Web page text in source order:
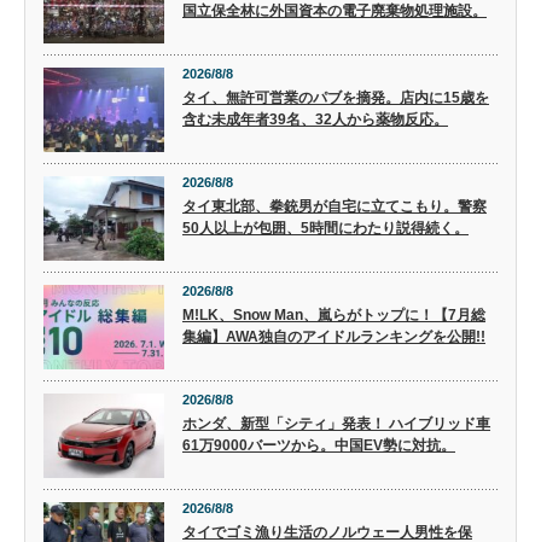
国立保全林に外国資本の電子廃棄物処理施設。
2026/8/8
タイ、無許可営業のパブを摘発。店内に15歳を
含む未成年者39名、32人から薬物反応。
2026/8/8
タイ東北部、拳銃男が自宅に立てこもり。警察
50人以上が包囲、5時間にわたり説得続く。
2026/8/8
M!LK、Snow Man、嵐らがトップに！【7月総
集編】AWA独自のアイドルランキングを公開!!
2026/8/8
ホンダ、新型「シティ」発表！ ハイブリッド車
61万9000バーツから。中国EV勢に対抗。
2026/8/8
タイでゴミ漁り生活のノルウェー人男性を保